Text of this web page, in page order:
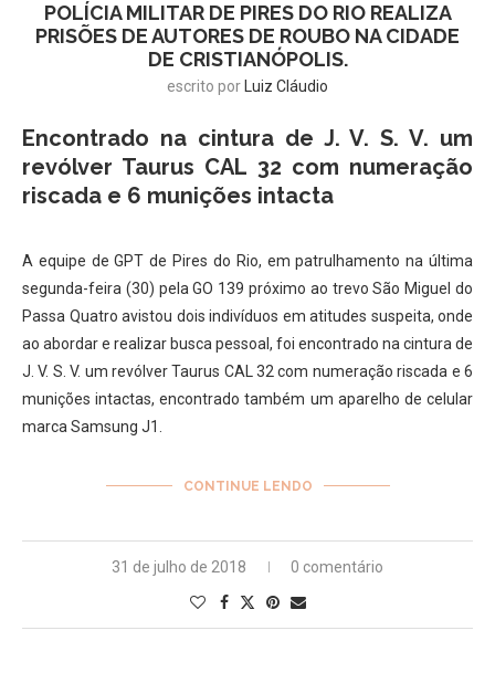
POLÍCIA MILITAR DE PIRES DO RIO REALIZA
PRISÕES DE AUTORES DE ROUBO NA CIDADE
DE CRISTIANÓPOLIS.
escrito por Luiz Cláudio
Encontrado na cintura de J. V. S. V. um
revólver Taurus CAL 32 com numeração
riscada e 6 munições intacta
A equipe de GPT de Pires do Rio, em patrulhamento na última
segunda-feira (30) pela GO 139 próximo ao trevo São Miguel do
Passa Quatro avistou dois indivíduos em atitudes suspeita, onde
ao abordar e realizar busca pessoal, foi encontrado na cintura de
J. V. S. V. um revólver Taurus CAL 32 com numeração riscada e 6
munições intactas, encontrado também um aparelho de celular
marca Samsung J1.
CONTINUE LENDO
31 de julho de 2018 0 comentário